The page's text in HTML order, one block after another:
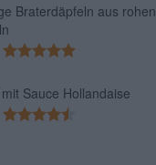
Braterdäpfeln aus rohen
Sauce Hollandaise